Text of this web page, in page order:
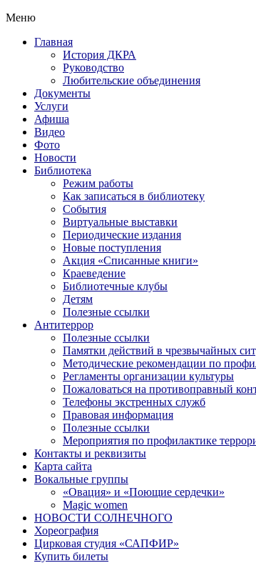
Меню
Главная
История ДКРА
Руководство
Любительские объединения
Документы
Услуги
Афиша
Видео
Фото
Новости
Библиотека
Режим работы
Как записаться в библиотеку
События
Виртуальные выставки
Периодические издания
Новые поступления
Акция «Списанные книги»
Краеведение
Библиотечные клубы
Детям
Полезные ссылки
Антитеррор
Полезные ссылки
Памятки действий в чрезвычайных
Методические рекомендации по
Регламенты организации культуры
Пожаловаться на противоправный
Телефоны экстренных служб
Правовая информация
Полезные ссылки
Мероприятия по профилактике
Контакты и реквизиты
Карта сайта
Вокальные группы
«Овация» и «Поющие сердечки»
Magic women
НОВОСТИ СОЛНЕЧНОГО
Хореография
Цирковая студия «САПФИР»
Купить билеты